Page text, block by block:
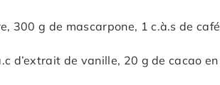
300 g de mascarpone, 1 c.à.s de café
d’extrait de vanille, 20 g de cacao en